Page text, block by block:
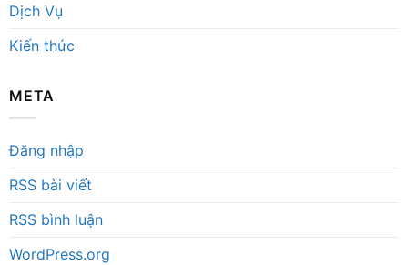
Dịch Vụ
Kiến thức
META
Đăng nhập
RSS bài viết
RSS bình luận
WordPress.org